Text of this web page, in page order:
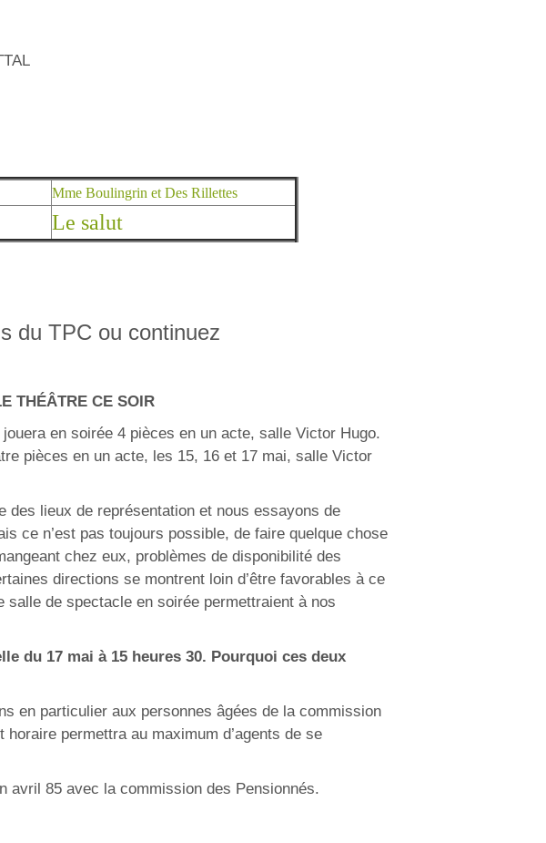
Mme Boulingrin et Des Rillettes
Le salut
du TPC ou continuez
THÉÂTRE CE SOIR
en soirée 4 pièces en un acte, salle Victor Hugo.
pièces en un acte, les 15, 16 et 17 mai, salle Victor
des lieux de représentation et nous essayons de
ce n’est pas toujours possible, de faire quelque chose
chez eux, problèmes de disponibilité des
directions se montrent loin d’être favorables à ce
salle de spectacle en soirée permettraient à nos
du 17 mai à 15 heures 30. Pourquoi ces deux
en particulier aux personnes âgées de la commission
permettra au maximum d’agents de se
avril 85 avec la commission des Pensionnés.